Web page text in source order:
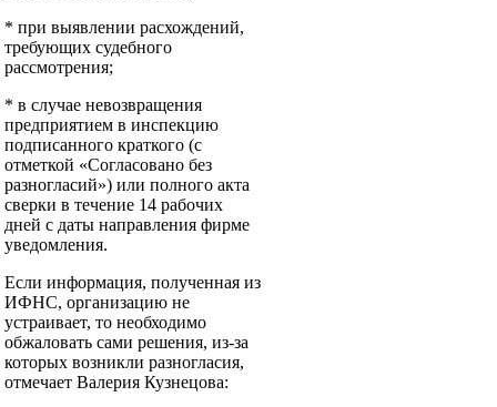
* при выявлении расхождений,
требующих судебного
рассмотрения;
* в случае невозвращения
предприятием в инспекцию
подписанного краткого (с
отметкой «Согласовано без
разногласий») или полного акта
сверки в течение 14 рабочих
дней с даты направления фирме
уведомления.
Если информация, полученная из
ИФНС, организацию не
устраивает, то необходимо
обжаловать сами решения, из-за
которых возникли разногласия,
отмечает Валерия Кузнецова: